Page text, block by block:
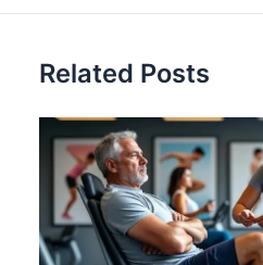
Related Posts